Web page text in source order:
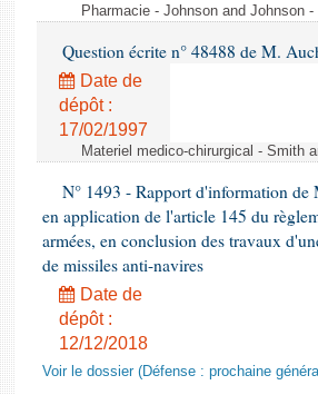
Questions écrites et orales
Pharmacie - Johnson and Johnson
Question écrite n° 48488 de M.
Date de
dépôt :
17/02/1997
Materiel medico-chirurgical - Smith
N° 1493 - Rapport d'information
en application de l'article 145 du
armées, en conclusion des travaux
de missiles anti-navires
Date de
dépôt :
12/12/2018
Voir le dossier (Défense : prochaine